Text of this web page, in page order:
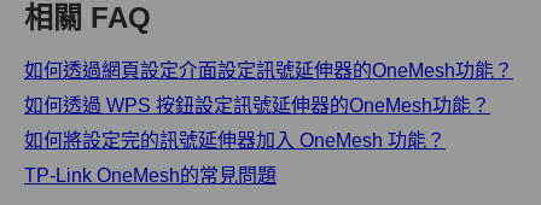
相關 FAQ
如何透過網頁設定介面設定訊號延伸器的OneMesh功能？
如何透過 WPS 按鈕設定訊號延伸器的OneMesh功能？
如何將設定完的訊號延伸器加入 OneMesh 功能？
TP-Link OneMesh的常見問題